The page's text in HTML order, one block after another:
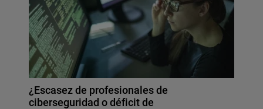
¿Escasez de profesionales de
ciberseguridad o déficit de